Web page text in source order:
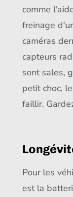
comme
freinage
caméras
capteurs
sont sales,
petit choc,
faillir.
Pour les
est la